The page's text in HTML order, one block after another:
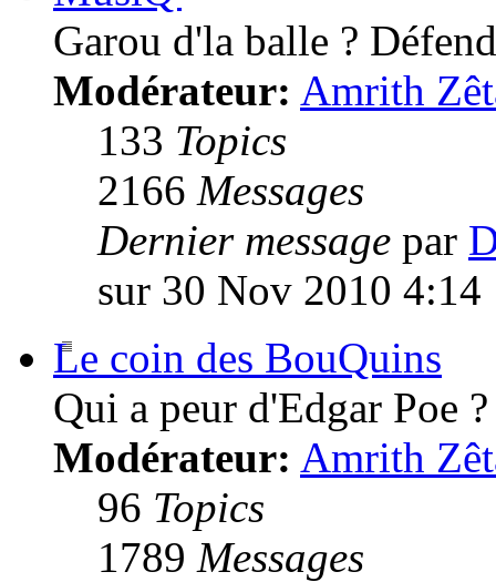
Garou d'la balle ?
Modérateur: Amrith
133 Topics
2166 Messages
Dernier message par
sur 30 Nov 2010 4:14
Le coin des BouQuins
Qui a peur d'Edgar Poe ?
Modérateur: Amrith
96 Topics
1789 Messages